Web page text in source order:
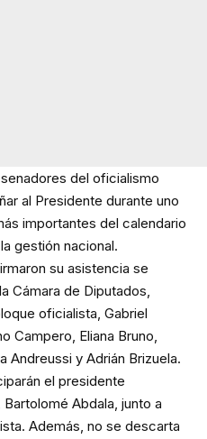
del oficialismo
al Presidente durante uno
importantes del calendario
gestión nacional.
su asistencia se
Cámara de Diputados,
oficialista, Gabriel
Campero, Eliana Bruno,
Andreussi y Adrián Brizuela.
el presidente
Abdala, junto a
Además, no se descarta